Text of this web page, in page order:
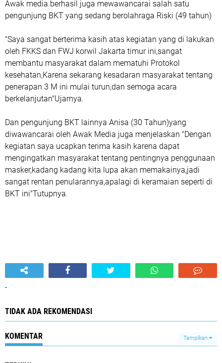
Awak media berhasil juga mewawancarai salah satu
pengunjung BKT yang sedang berolahraga Riski (49 tahun)
"Saya sangat berterima kasih atas kegiatan yang di lakukan
oleh FKKS dan FWJ korwil Jakarta timur ini,sangat
membantu masyarakat dalam mematuhi Protokol
kesehatan,Karena sekarang kesadaran masyarakat tentang
penerapan 3 M ini mulai turun,dan semoga acara
berkelanjutan"Ujarnya.
Dan pengunjung BKT lainnya Anisa (30 Tahun)yang
diwawancarai oleh Awak Media juga menjelaskan "Dengan
kegiatan saya ucapkan terima kasih karena dapat
mengingatkan masyarakat tentang pentingnya penggunaan
masker,kadang kadang kita lupa akan memakainya,jadi
sangat rentan penularannya,apalagi di keramaian seperti di
BKT ini"Tutupnya.
-
TIDAK ADA REKOMENDASI
KOMENTAR Tampilkan